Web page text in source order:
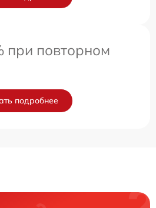
при повторном
подробнее